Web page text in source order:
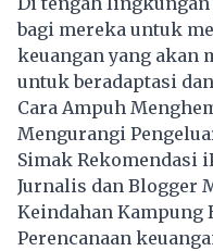
bagi mereka untuk
keuangan yang akan
untuk beradaptasi
Cara Ampuh
Mengurangi
Simak Rekomendasi
Jurnalis dan Blogger
Keindahan Kampung
Perencanaan